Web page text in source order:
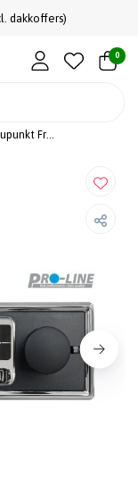
dakkoffers)
0
Blaupunkt Frankfurt Stereo - Autoradio retro - DAB+ - BT - USB - AUX